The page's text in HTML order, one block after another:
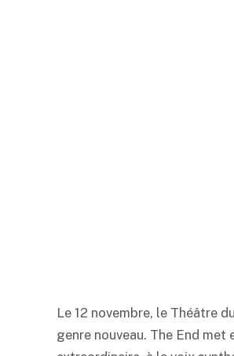
Le 12 novembre, le Théâtre
genre nouveau. The End met